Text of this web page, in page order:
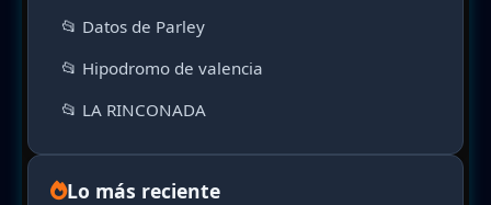
📂 Datos de Parley
📂 Hipodromo de valencia
📂 LA RINCONADA
Lo más reciente